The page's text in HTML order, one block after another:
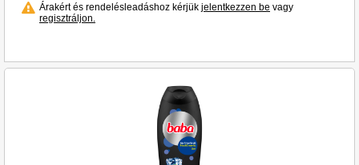
Árakért és rendelésleadáshoz kérjük jelentkezzen be vagy
regisztráljon.